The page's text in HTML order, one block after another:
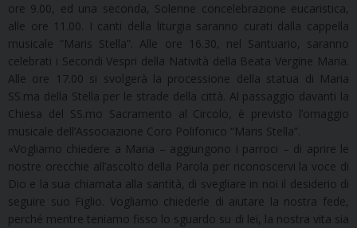
ore 9.00, ed una seconda, Solenne concelebrazione eucaristica,
alle ore 11.00. I canti della liturgia saranno curati dalla cappella
musicale “Maris Stella”. Alle ore 16.30, nel Santuario, saranno
celebrati i Secondi Vespri della Natività della Beata Vergine Maria.
Alle ore 17.00 si svolgerà la processione della statua di Maria
SS.ma della Stella per le strade della città. Al passaggio davanti la
Chiesa del SS.mo Sacramento al Circolo, è previsto l’omaggio
musicale dell’Associazione Coro Polifonico “Maris Stella”.
«Vogliamo chiedere a Maria – aggiungono i parroci – di aprire le
nostre orecchie all’ascolto della Parola per riconoscervi la voce di
Dio e la sua chiamata alla santità, di svegliare in noi il desiderio di
seguire suo Figlio. Vogliamo chiederle di aiutare la nostra fede,
perché mentre teniamo fisso lo sguardo su di lei, la nostra vita sia